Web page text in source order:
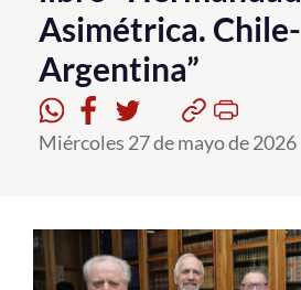
PUCV Internacional
Vinculación con el Medio
Admisión
Postgrado
Formación Continua
Asimétrica. Chile-
Argentina”
Miércoles 27 de mayo de 2026